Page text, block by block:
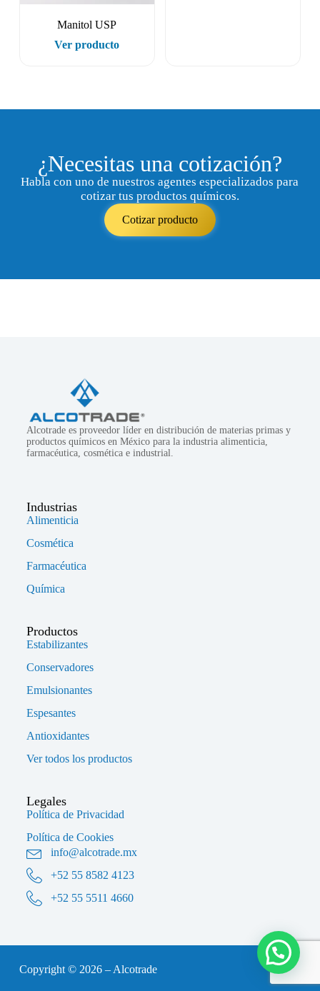
Manitol USP
Ver producto
¿Necesitas una cotización?
Habla con uno de nuestros agentes especializados para
cotizar tus productos químicos.
Cotizar producto
Alcotrade es proveedor líder en distribución de materias primas y
productos químicos en México para la industria alimenticia,
farmacéutica, cosmética e industrial.
Industrias
Alimenticia
Cosmética
Farmacéutica
Química
Productos
Estabilizantes
Conservadores
Emulsionantes
Espesantes
Antioxidantes
Ver todos los productos
Legales
Política de Privacidad
Política de Cookies
info@alcotrade.mx
+52 55 8582 4123
+52 55 5511 4660
Copyright © 2026 – Alcotrade